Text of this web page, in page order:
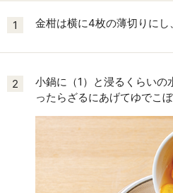
1 金柑は横に4枚の薄切りにし
2
小鍋に（1）と浸るくらいの
ったらざるにあげてゆでこ